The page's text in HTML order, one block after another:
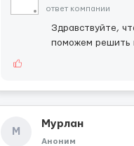
ответ компании
Здравствуйте,
поможем решить
М
Мурлан
Аноним